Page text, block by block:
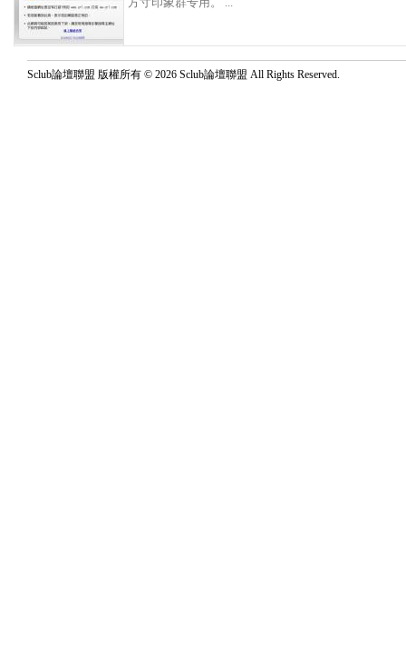
Sclub論壇聯盟 版權所有 © 2026 Sclub論壇聯盟 All Rights Reserved.